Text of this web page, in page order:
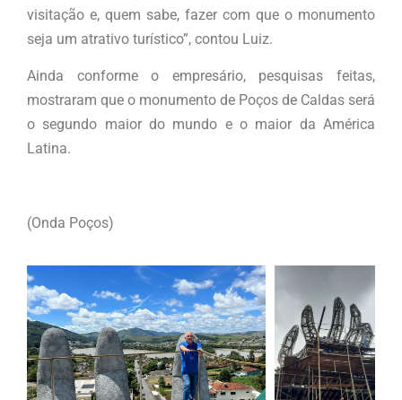
visitação e, quem sabe, fazer com que o monumento
seja um atrativo turístico”, contou Luiz.
Ainda conforme o empresário, pesquisas feitas,
mostraram que o monumento de Poços de Caldas será
o segundo maior do mundo e o maior da América
Latina.
(Onda Poços)